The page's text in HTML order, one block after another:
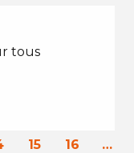
tous
15 16 …